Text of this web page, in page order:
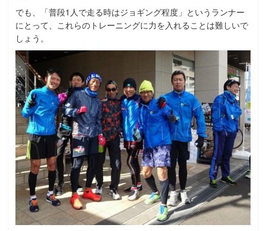
でも、「普段1人で走る時はジョギング程度」というランナー
にとって、これらのトレーニングに力を入れることは難しいで
しょう。